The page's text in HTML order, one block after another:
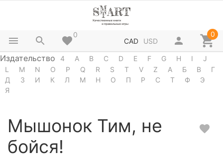
0
CAD USD
0
Издательство 4 A B C D E F G H I
J
L
M N O P Q R S T V Z А Б В
Г
Д
З И К Л М Н О П Р С Т Ф
Э
Я
Мышонок Тим, не
бойся!